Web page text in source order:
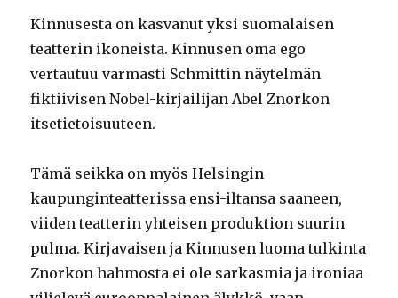
Kinnusesta on kasvanut yksi suomalaisen
teatterin ikoneista. Kinnusen oma ego
vertautuu varmasti Schmittin näytelmän
fiktiivisen Nobel-kirjailijan Abel Znorkon
itsetietoisuuteen.
Tämä seikka on myös Helsingin
kaupunginteatterissa ensi-iltansa saaneen,
viiden teatterin yhteisen produktion suurin
pulma. Kirjavaisen ja Kinnusen luoma tulkinta
Znorkon hahmosta ei ole sarkasmia ja ironiaa